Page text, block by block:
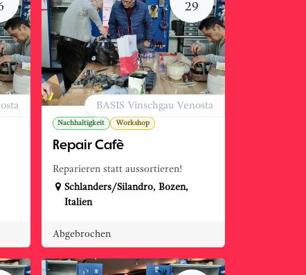
29
Nachhaltigkeit Workshop
Repair Cafè
Reparieren statt aussortieren!
BASIS Vinschgau Venosta
Schlanders/Silandro, Bozen,
Italien
Abgebrochen